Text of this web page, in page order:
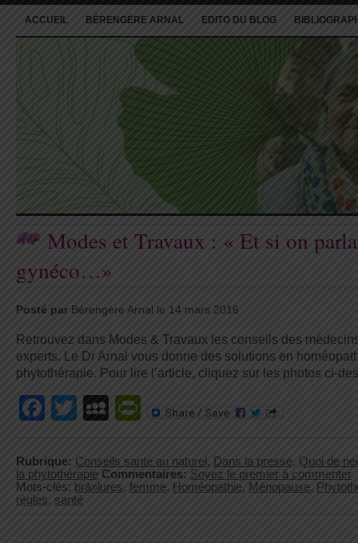
ACCUEIL BÉRENGÈRE ARNAL EDITO DU BLOG
Modes et Travaux : « Et si on
gynéco…»
Posté par Bérengère Arnal le 14 mars 2016
Retrouvez dans Modes & Travaux les conseils des
experts. Le Dr Arnal vous donne des solutions en
phytothérapie. Pour lire l’article, cliquez sur les photos ci-
Facebook
TwitterMySpace
PrintFriendly
Rubrique: Conseils santé au naturel , Dans la presse, Quoi de
la phytothérapie Commentaires: Soyez le premier à commenter
Mots-clés: brà»lures, femme, Homéopathie, Ménopause,
règles, santé